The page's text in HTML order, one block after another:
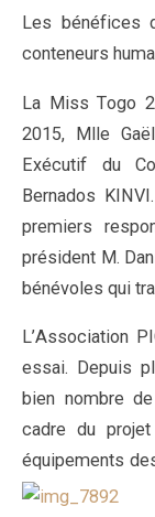
Les bénéfices
conteneurs
La Miss Togo
2015, Mlle
Exécutif du
Bernados
premiers
président M.
bénévoles qui
L’Association
essai. Depuis
bien nombre
cadre du
équipements